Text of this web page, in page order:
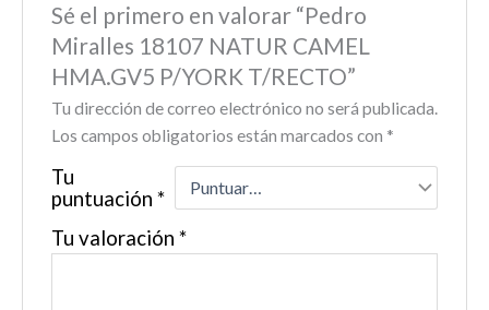
Sé el primero en valorar “Pedro
Miralles 18107 NATUR CAMEL
HMA.GV5 P/YORK T/RECTO”
Tu dirección de correo electrónico no será publicada.
Los campos obligatorios están marcados con *
Tu
puntuación *
Tu valoración *